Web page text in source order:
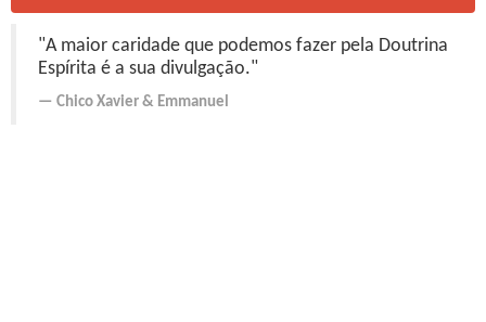
"A maior caridade que podemos fazer pela Doutrina
Espírita é a sua divulgação."
Chico Xavier & Emmanuel